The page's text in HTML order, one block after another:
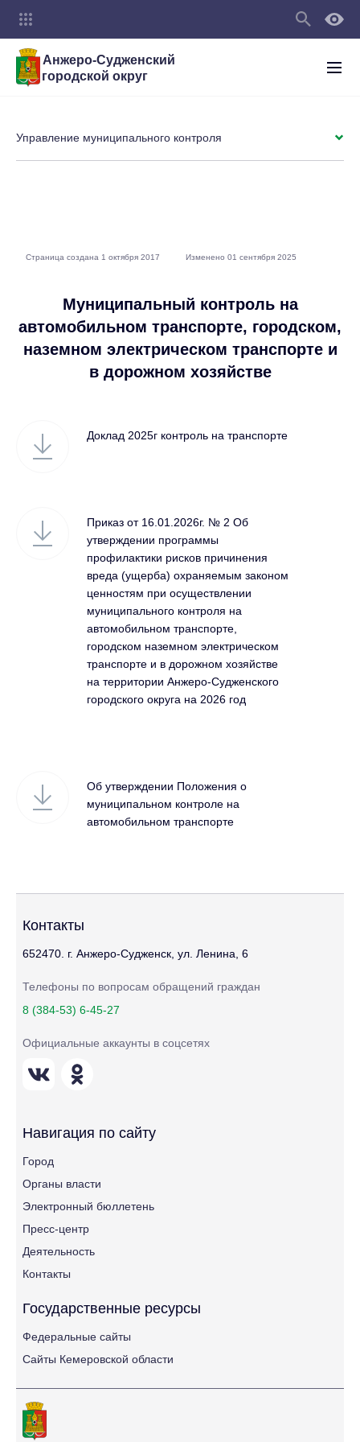
Анжеро-Судженский
городской округ
Муниципальный контроль на
автомобильном транспорте, городском,
наземном электрическом транспорте и
в дорожном хозяйстве
Доклад 2025г контроль на транспорте
Приказ от 16.01.2026г. № 2 Об
утверждении программы
профилактики рисков причинения
вреда (ущерба) охраняемым законом
ценностям при осуществлении
муниципального контроля на
автомобильном транспорте,
городском наземном электрическом
транспорте и в дорожном хозяйстве
на территории Анжеро-Судженского
городского округа на 2026 год
Об утверждении Положения о
муниципальном контроле на
автомобильном транспорте
Управление муниципального контроля
Страница создана 1 октября 2017 Изменено 01 сентября 2025
Контакты
652470. г. Анжеро-Судженск, ул. Ленина, 6
Телефоны по вопросам обращений граждан
8 (384-53) 6-45-27
Официальные аккаунты в соцсетях
Навигация по сайту
Город
Органы власти
Электронный бюллетень
Пресс-центр
Деятельность
Контакты
Государственные ресурсы
Федеральные сайты
Сайты Кемеровской области